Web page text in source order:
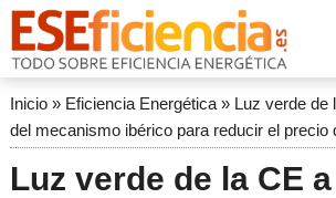
Inicio» Eficiencia Energética» Luz verde de
del mecanismo ibérico para reducir el precio
Luz verde de la CE